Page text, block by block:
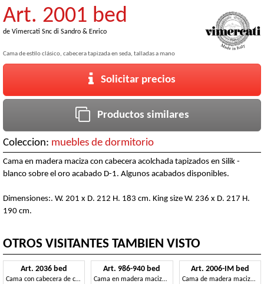
Art. 2001 bed
de Vimercati Snc di Sandro & Enrico
Cama de estilo clásico, cabecera tapizada en seda, talladas a mano
Solicitar precios
Productos similares
Coleccion: muebles de dormitorio
Cama en madera maciza con cabecera acolchada tapizados en Silik -
blanco sobre el oro acabado D-1. Algunos acabados disponibles.
Dimensiones:. W. 201 x D. 212 H. 183 cm. King size W. 236 x D. 217 H.
190 cm.
OTROS VISITANTES TAMBIEN VISTO
Art. 2036 bed
Cama con cabecera de cuero y feetboard, para habitaciones de hotel
Art. 986-940 bed
Cama en madera maciza, tapizado en terciopelo, de hotel de lujo
Art. 2006-IM bed
Cama de madera maciza, cabecera de seda, de hotel de lujo